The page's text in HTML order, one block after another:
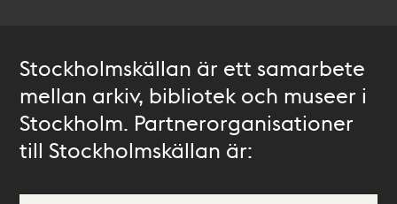
Stockholmskällan är ett samarbete
mellan arkiv, bibliotek och museer i
Stockholm. Partnerorganisationer
till Stockholmskällan är: